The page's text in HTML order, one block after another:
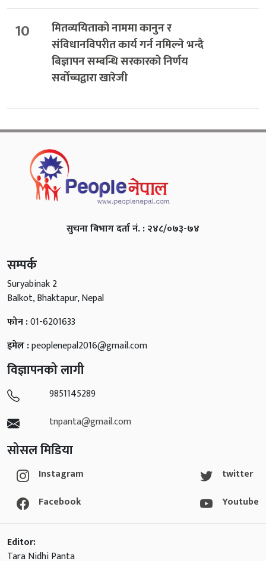
10
मितव्ययिताको नाममा कानुन र
संविधानविपरीत कार्य गर्न नमिल्ने भन्दै
बिज्ञापन सम्बन्धि सरकारको निर्णय
सर्वोच्चद्वारा खारेजी
सुचना बिभाग दर्ता नं. : २४८/०७३-७४
सम्पर्क
Suryabinak 2
Balkot, Bhaktapur, Nepal
फोन :01-6201633
इमेल :peoplenepal2016@gmail.com
विज्ञापनको लागी
9851145289
tnpanta@gmail.com
सोसल मिडिया
Instagram
Facebook
twitter
Youtube
Editor:
Tara Nidhi Panta